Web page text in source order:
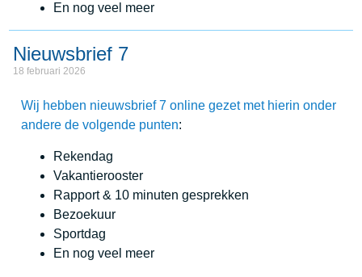
En nog veel meer
Nieuwsbrief 7
18 februari 2026
Wij hebben nieuwsbrief 7 online gezet met hierin onder
andere de volgende punten:
Rekendag
Vakantierooster
Rapport & 10 minuten gesprekken
Bezoekuur
Sportdag
En nog veel meer